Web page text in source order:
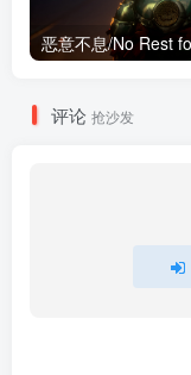
评论 抢沙发